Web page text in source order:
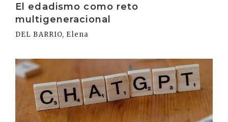
El edadismo como reto
multigeneracional
DEL BARRIO, Elena
Irakurri